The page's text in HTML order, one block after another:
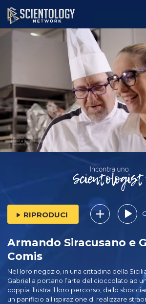
RIPRODUCI
Armando Siracusano e
Comis
Nel loro negozio, in una cittadina della
Gabriella portano l’arte del cioccolato ad
coppia illustra il loro percorso, dallo
un panificio all’ispirazione di realizzare